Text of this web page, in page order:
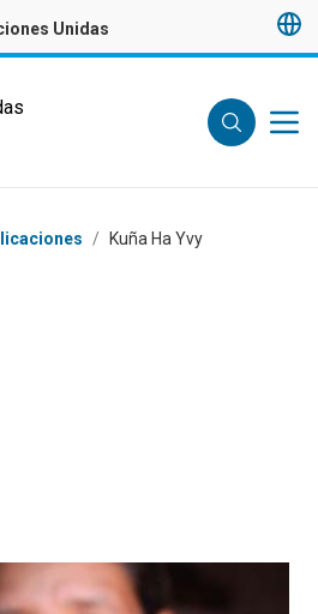
Unidas
ruta de navegación
/ Kuña Ha Yvy